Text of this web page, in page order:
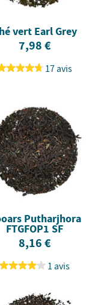
vert Earl Grey
7,98 €
17 avis
Putharjhora
FTGFOP1 SF
8,16 €
1 avis